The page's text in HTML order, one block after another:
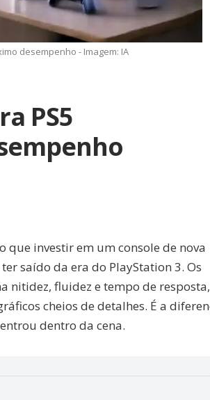
desempenho - Imagem: IA
PS5
que investir em um console de nova
saído da era do PlayStation 3. Os
nitidez, fluidez e tempo de resposta,
cheios de detalhes. É a
dentro da cena.